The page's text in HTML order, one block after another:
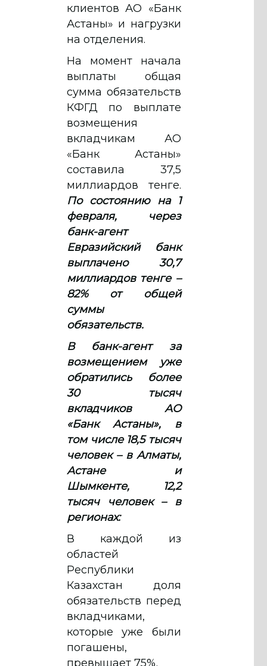
клиентов АО «Банк
Астаны» и нагрузки
на отделения.
На момент начала
выплаты общая
сумма обязательств
КФГД по выплате
возмещения
вкладчикам АО
«Банк Астаны»
составила 37,5
миллиардов тенге.
По состоянию на 1
февраля, через
банк-агент
Евразийский банк
выплачено 30,7
миллиардов тенге –
82% от общей
суммы
обязательств.
В банк-агент за
возмещением уже
обратились более
30 тысяч
вкладчиков АО
«Банк Астаны», в
том числе 18,5 тысяч
человек – в Алматы,
Астане и
Шымкенте, 12,2
тысяч человек – в
регионах:
В каждой из
областей
Республики
Казахстан доля
обязательств перед
вкладчиками,
которые уже были
погашены,
превышает 75%.